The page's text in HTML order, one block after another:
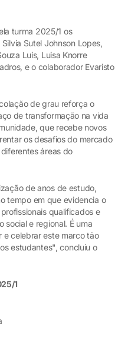
turma 2025/1 os
Sutel Johnson Lopes,
Luis, Luisa Knorre
e o colaborador Evaristo
de grau reforça o
de transformação na vida
que recebe novos
os desafios do mercado
áreas do
de anos de estudo,
tempo em que evidencia o
qualificados e
social e regional. É uma
celebrar este marco tão
estudantes", concluiu o
1